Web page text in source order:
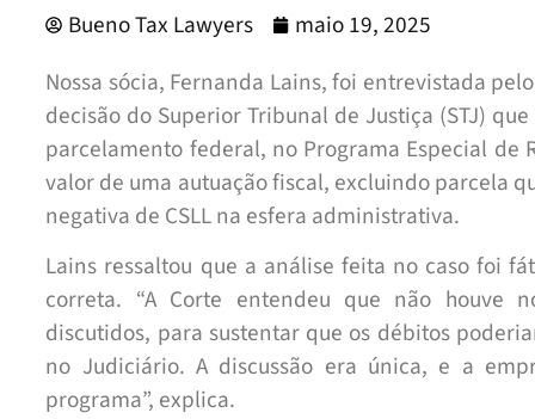
Bueno Tax Lawyers
maio 19, 2025
Nossa sócia, Fernanda Lains, foi entrevistada
decisão do Superior Tribunal de Justiça (STJ)
parcelamento federal, no Programa Especial de
valor de uma autuação fiscal, excluindo parcela
negativa de CSLL na esfera administrativa.
Lains ressaltou que a análise feita no caso foi
correta. “A Corte entendeu que não houve
discutidos, para sustentar que os débitos
no Judiciário. A discussão era única, e a
programa”, explica.